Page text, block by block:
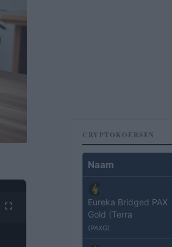
CRYPTOKOERSEN
Naam
Eureka Bridged PAX
Gold (Terra
(PAXG)